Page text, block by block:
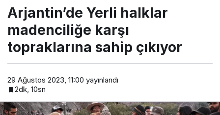
madenciliğe
karşı
Arjantin’de Yerli halklar
madenciliğe karşı
topraklarına sahip çıkıyor
29 Ağustos 2023, 11:00 yayınlandı
2dk, 10sn